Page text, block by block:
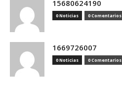
15680624190
0 Noticias 0 Comentarios
1669726007
0 Noticias 0 Comentarios